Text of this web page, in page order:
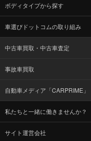
ボディタイプから探す
車選びドットコムの取り組み
中古車買取・中古車査定
事故車買取
自動車メディア「CARPRIME」
私たちと一緒に働きませんか？
サイト運営会社